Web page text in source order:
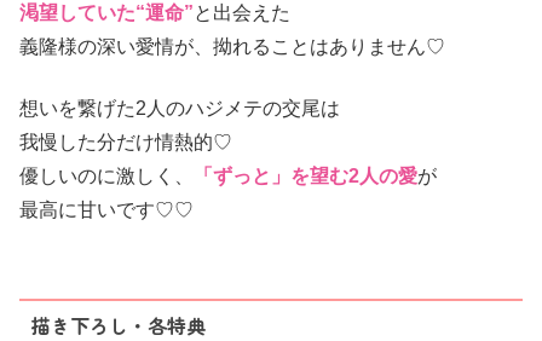
渇望していた“運命”と出会えた
義隆様の深い愛情が、拗れることはありません♡
想いを繋げた2人のハジメテの交尾は
我慢した分だけ情熱的♡
優しいのに激しく、
「ずっと」を望む2人の愛が
最高に甘いです♡♡
描き下ろし・各特典